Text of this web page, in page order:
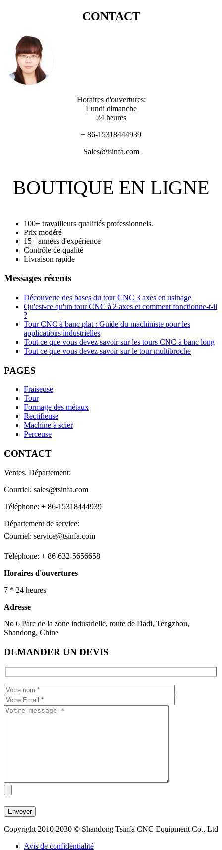
CONTACT
Horaires d'ouvertures:
Lundi dimanche
24 heures
+ 86-15318444939
Sales@tsinfa.com
BOUTIQUE EN LIGNE
100+ travailleurs qualifiés professionnels.
Prix modéré
15+ années d'expérience
Contrôle de qualité
Livraison rapide
Messages récents
Découverte des bases du tour CNC 3 axes en usinage
Qu'est-ce qu'un tour CNC à 2 axes et comment fonctionne-t-il
?
Tour CNC à banc plat : Guide du machiniste pour les
applications industrielles
Tout ce que vous devez savoir sur les tours CNC à banc long
Tout ce que vous devez savoir sur le tour multibroche
PAGES
Fraiseuse
Tour
Formage des métaux
Rectifieuse
Machine à scier
Perceuse
CONTACT
Ventes. Département:
Courriel: sales@tsinfa.com
Téléphone: + 86-15318444939
Département de service:
Courriel: service@tsinfa.com
Téléphone: + 86-632-5656658
Horaires d'ouvertures
7 * 24 heures
Adresse
No 6 Parc de la zone industrielle, route de Dadi, Tengzhou,
Shandong, Chine
DEMANDER UN DEVIS
Copyright 2010-2030 © Shandong Tsinfa CNC Equipment Co., Ltd
Avis de confidentialité